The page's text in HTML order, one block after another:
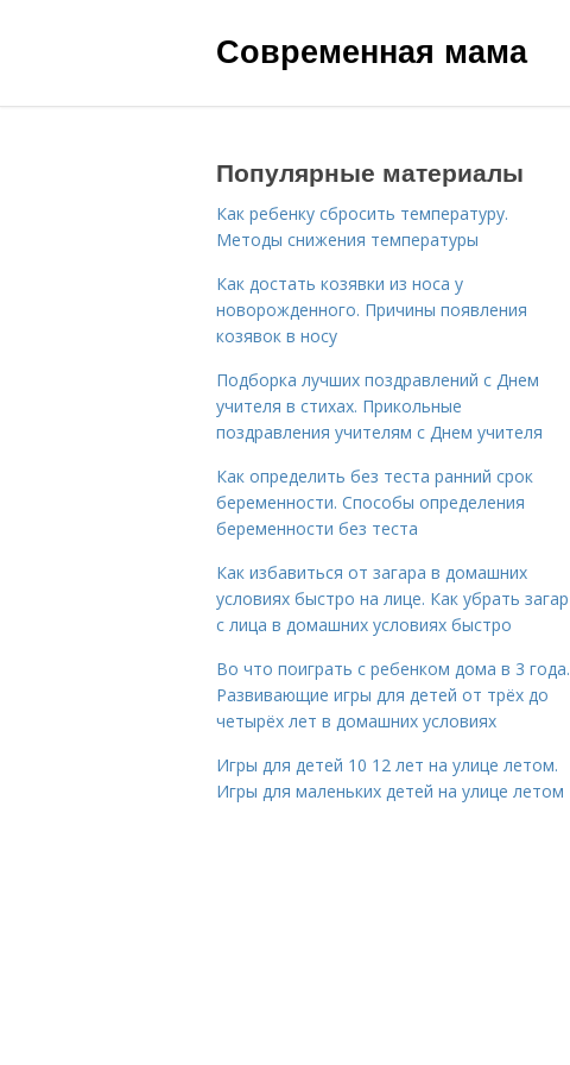
Современная мама
Популярные материалы
Как ребенку сбросить температуру.
Методы снижения температуры
Как достать козявки из носа у
новорожденного. Причины появления
козявок в носу
Подборка лучших поздравлений с Днем
учителя в стихах. Прикольные
поздравления учителям с Днем учителя
Как определить без теста ранний срок
беременности. Способы определения
беременности без теста
Как избавиться от загара в домашних
условиях быстро на лице. Как убрать загар
с лица в домашних условиях быстро
Во что поиграть с ребенком дома в 3 года.
Развивающие игры для детей от трёх до
четырёх лет в домашних условиях
Игры для детей 10 12 лет на улице летом.
Игры для маленьких детей на улице летом